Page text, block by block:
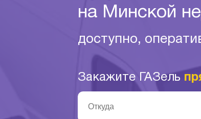
на Минской
доступно,
Закажите ГАЗель